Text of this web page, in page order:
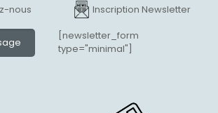
nous
Inscription Newsletter
[newsletter_form
type="minimal"]